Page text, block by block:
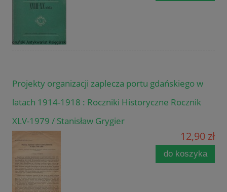
Projekty organizacji zaplecza portu gdańskiego w
latach 1914-1918 : Roczniki Historyczne Rocznik
XLV-1979 / Stanisław Grygier
12,90 zł
do koszyka